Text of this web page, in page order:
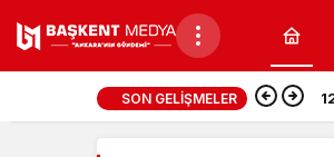
yks
HaberleriSON GELIŞMELER